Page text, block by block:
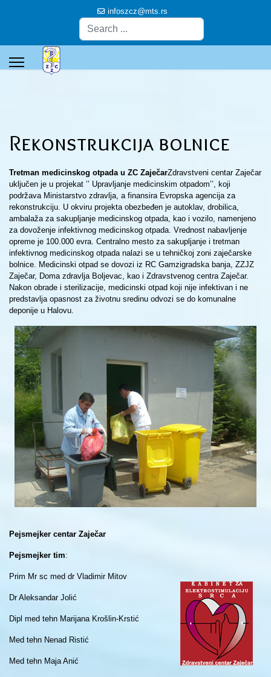
infoszcz@mts.rs
Rekonstrukcija bolnice
Tretman medicinskog otpada u ZC ZaječarZdravstveni centar Zaječar
uključen je u projekat ’’ Upravljanje medicinskim otpadom’’, koji
podržava Ministarstvo zdravlja, a finansira Evropska agencija za
rekonstrukciju. U okviru projekta obezbeđen je autoklav, drobilica,
ambalaža za sakupljanje medicinskog otpada, kao i vozilo, namenjeno
za dovoženje infektivnog medicinskog otpada. Vrednost nabavljenje
opreme je 100.000 evra. Centralno mesto za sakupljanje i tretman
infektivnog medicinskog otpada nalazi se u tehničkoj zoni zaječarske
bolnice. Medicinski otpad se dovozi iz RC Gamzigradska banja, ZZJZ
Zaječar, Doma zdravlja Boljevac, kao i Zdravstvenog centra Zaječar.
Nakon obrade i sterilizacije, medicinski otpad koji nije infektivan i ne
predstavlja opasnost za životnu sredinu odvozi se do komunalne
deponije u Halovu.
Pejsmejker centar Zaječar
Pejsmejker tim:
Prim Mr sc med dr Vladimir Mitov
Dr Aleksandar Jolić
Dipl med tehn Marijana Krošlin-Krstić
Med tehn Nenad Ristić
Med tehn Maja Anić